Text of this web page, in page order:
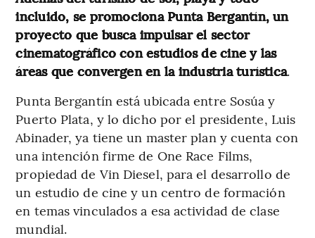
incluido, se promociona Punta Bergantín, un
proyecto que busca impulsar el sector
cinematográfico con estudios de cine y las
áreas que convergen en la industria turística.
Punta Bergantín está ubicada entre Sosúa y
Puerto Plata, y lo dicho por el presidente, Luis
Abinader, ya tiene un master plan y cuenta con
una intención firme de One Race Films,
propiedad de Vin Diesel, para el desarrollo de
un estudio de cine y un centro de formación
en temas vinculados a esa actividad de clase
mundial.